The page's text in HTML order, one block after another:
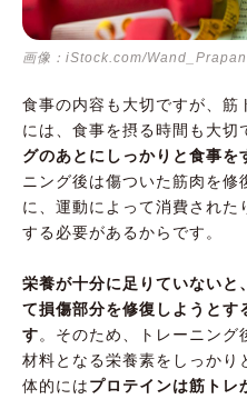
画像：iStock.com/Wand_Prapan
食事の内容も大切ですが、筋
には、食事を摂る時間も大切
グのあとにしっかりと食事を
ニング後は傷ついた筋肉を修
に、運動によって消費され
する必要があるからです。
栄養が十分に足りていないと
て損傷部分を修復しようとす
す。そのため、トレーニン
材料となる栄養素をしっかり
体的にはプロテインは筋トレ